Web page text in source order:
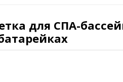
для СПА-